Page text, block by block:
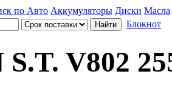
по Авто Аккумуляторы Диски Масла
Блокнот
V802